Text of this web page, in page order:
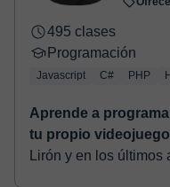
495 clases
Programación
Javascript C# PHP
Aprende a
tu propio
Lirón y en los